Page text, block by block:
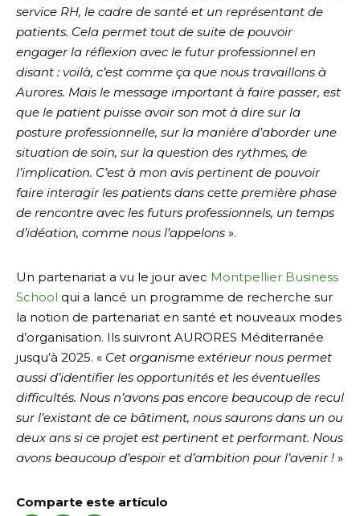
service RH, le cadre de santé et un représentant de
patients. Cela permet tout de suite de pouvoir
engager la réflexion avec le futur professionnel en
disant : voilà, c’est comme ça que nous travaillons à
Aurores. Mais le message important à faire passer, est
que le patient puisse avoir son mot à dire sur la
posture professionnelle, sur la manière d’aborder une
situation de soin, sur la question des rythmes, de
l’implication. C’est à mon avis pertinent de pouvoir
faire interagir les patients dans cette première phase
de rencontre avec les futurs professionnels, un temps
d’idéation, comme nous l’appelons ».
Un partenariat a vu le jour avec Montpellier Business
School qui a lancé un programme de recherche sur
la notion de partenariat en santé et nouveaux modes
d’organisation. Ils suivront AURORES Méditerranée
jusqu’à 2025. « Cet organisme extérieur nous permet
aussi d’identifier les opportunités et les éventuelles
difficultés. Nous n’avons pas encore beaucoup de recul
sur l’existant de ce bâtiment, nous saurons dans un ou
deux ans si ce projet est pertinent et performant. Nous
avons beaucoup d’espoir et d’ambition pour l’avenir ! »
Comparte este artículo